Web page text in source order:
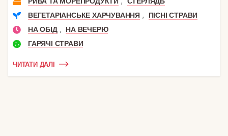
ВЕГЕТАРІАНСЬКЕ ХАРЧУВАННЯ ,
ПІСНІ СТРАВИ
НА ОБІД ,
НА ВЕЧЕРЮ
ГАРЯЧІ СТРАВИ
ЧИТАТИ ДАЛІ